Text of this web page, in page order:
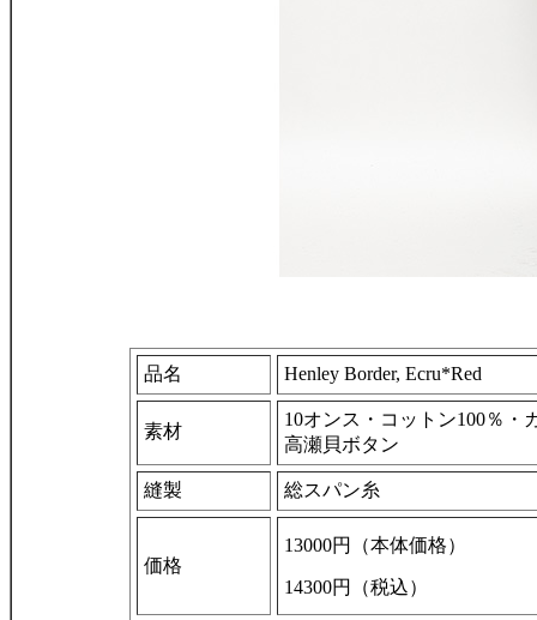
品名 Henley Border, Ecru*Red
素材
10オンス・コットン100％・
高瀬貝ボタン
縫製 総スパン糸
価格
13000円（本体価格）
14300円（税込）